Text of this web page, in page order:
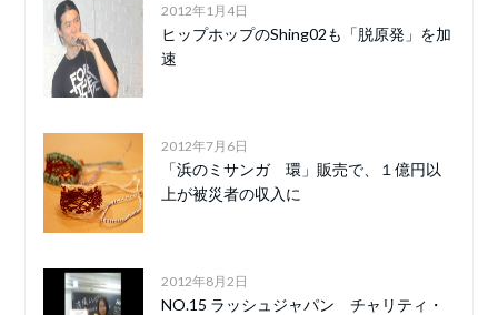
2012年1月4日
ヒップホップのShing02も「脱原発」を加
速
2012年7月6日
「浜のミサンガ 環」販売で、１億円以
上が被災者の収入に
2012年8月2日
NO.15 ラッシュジャパン チャリティ・